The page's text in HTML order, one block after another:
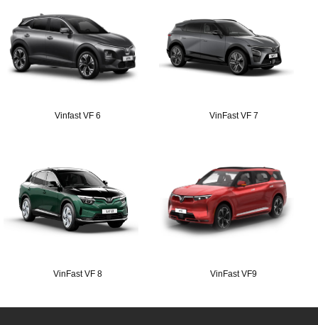
Vinfast VF 6 VinFast VF 7
VinFast VF 8 VinFast VF9